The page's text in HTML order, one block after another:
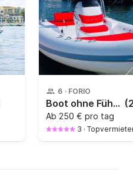
6 · FORIO
Boot ohne Führerschein 2 Bar Gommone 40PS
Ab 250 € pro tag
3 ·